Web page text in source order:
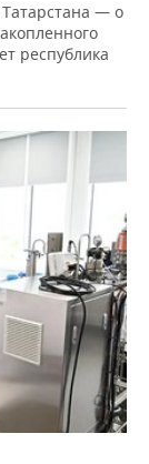
— о
республика